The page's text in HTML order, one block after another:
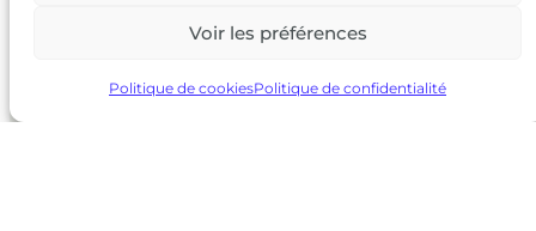
Voir les préférences
Politique de cookiesPolitique de confidentialité
L’ABUS D’ALCOOL EST DANGEREUX POUR LA SANTÉ, À